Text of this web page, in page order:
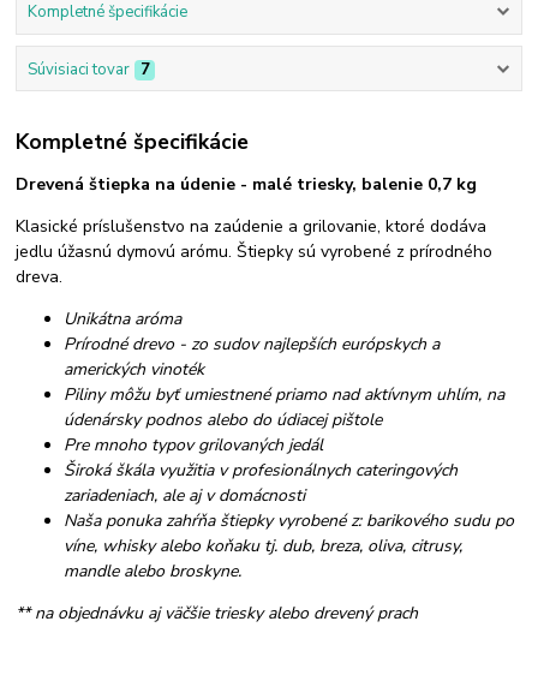
Kompletné špecifikácie
Súvisiaci tovar 7
Kompletné špecifikácie
Drevená štiepka na údenie - malé triesky, balenie 0,7 kg
Klasické príslušenstvo na zaúdenie a grilovanie, ktoré dodáva
jedlu úžasnú dymovú arómu. Štiepky sú vyrobené z prírodného
dreva.
Unikátna aróma
Prírodné drevo - zo sudov najlepších európskych a
amerických vinoték
Piliny môžu byť umiestnené priamo nad aktívnym uhlím, na
údenársky podnos alebo do údiacej pištole
Pre mnoho typov grilovaných jedál
Široká škála využitia v profesionálnych cateringových
zariadeniach, ale aj v domácnosti
Naša ponuka zahŕňa štiepky vyrobené z: barikového sudu po
víne, whisky alebo koňaku tj. dub, breza, oliva, citrusy,
mandle alebo broskyne.
** na objednávku aj väčšie triesky alebo drevený prach